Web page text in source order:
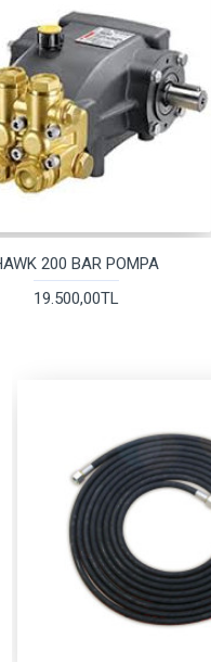
200 BAR POMPA
19.500,00TL